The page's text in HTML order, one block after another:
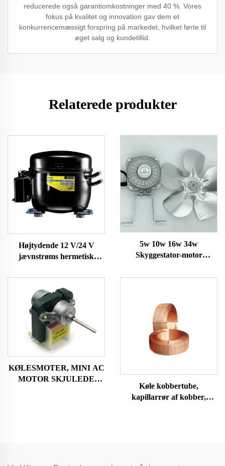
reducerede også garantiomkostninger med 40 %. Vores
fokus på kvalitet og innovation gav dem et
konkurrencemæssigt forspring på markedet, hvilket førte til
øget salg og kundetillid.
Relaterede produkter
Højtydende 12 V/24 V
jævnstrøms hermetisk
køleanlæg til biler og
køleskabe
5w 10w 16w 34w
Skyggestator-motor
med ventilatorblad og beslag
KØLESMOTER, MINI AC
MOTOR SKJULEDE
Køle kobbertube,
kapillarrør af kobber,